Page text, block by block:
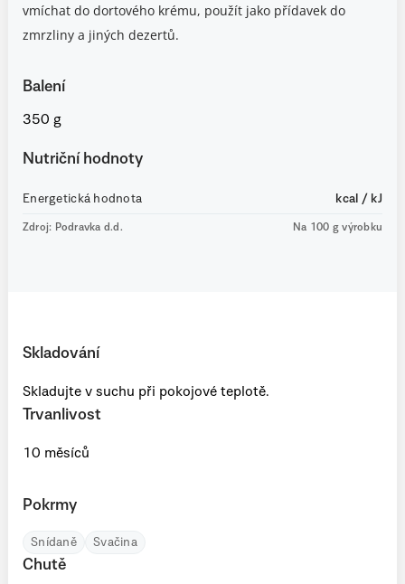
vmíchat do dortového krému, použít jako přídavek do
zmrzliny a jiných dezertů.
Balení
350 g
Nutriční hodnoty
Energetická hodnota kcal / kJ
Zdroj: Podravka d.d. Na 100 g výrobku
Skladování
Skladujte v suchu při pokojové teplotě.
Trvanlivost
10 měsíců
Pokrmy
Snídaně Svačina
Chutě